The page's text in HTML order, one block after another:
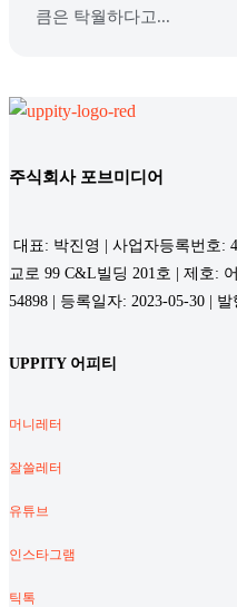
큼은 탁월하다고...
주식회사 포브미디어
대표: 박진영 | 사업자등록번호:
교로 99 C&L빌딩 201호 | 제호:
54898 | 등록일자: 2023-05-30 |
UPPITY 어피티
머니레터
잘쓸레터
유튜브
인스타그램
틱톡